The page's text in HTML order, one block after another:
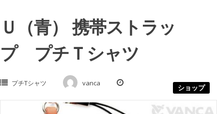
Ｕ（青） 携帯ストラッ
プ プチＴシャツ
ショップ
プチTシャツ vanca